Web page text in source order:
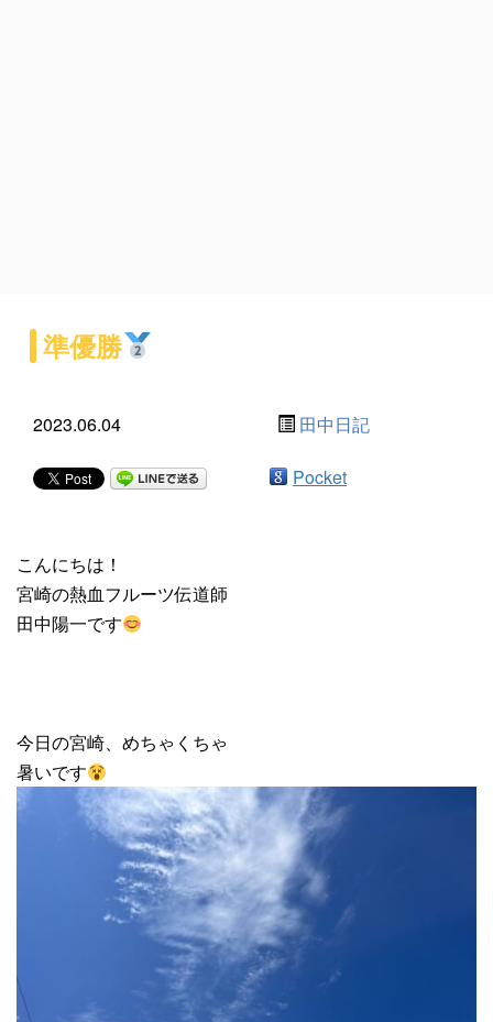
準優勝
2023.06.04 田中日記
Pocket
こんにちは！
宮崎の熱血フルーツ伝道師
田中陽一です
今日の宮崎、めちゃくちゃ
暑いです